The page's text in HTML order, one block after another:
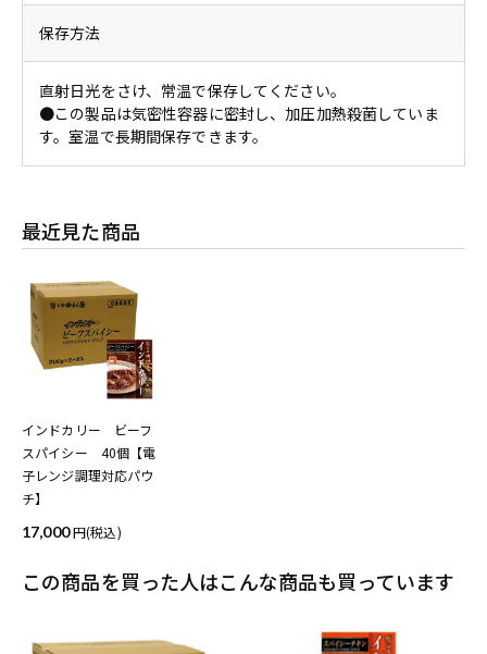
保存方法
直射日光をさけ、常温で保存してください。
●この製品は気密性容器に密封し、加圧加熱殺菌していま
す。室温で長期間保存できます。
最近見た商品
インドカリー ビーフ
スパイシー 40個【電
子レンジ調理対応パウ
チ】
17,000
(税込)
この商品を買った人はこんな商品も買っています